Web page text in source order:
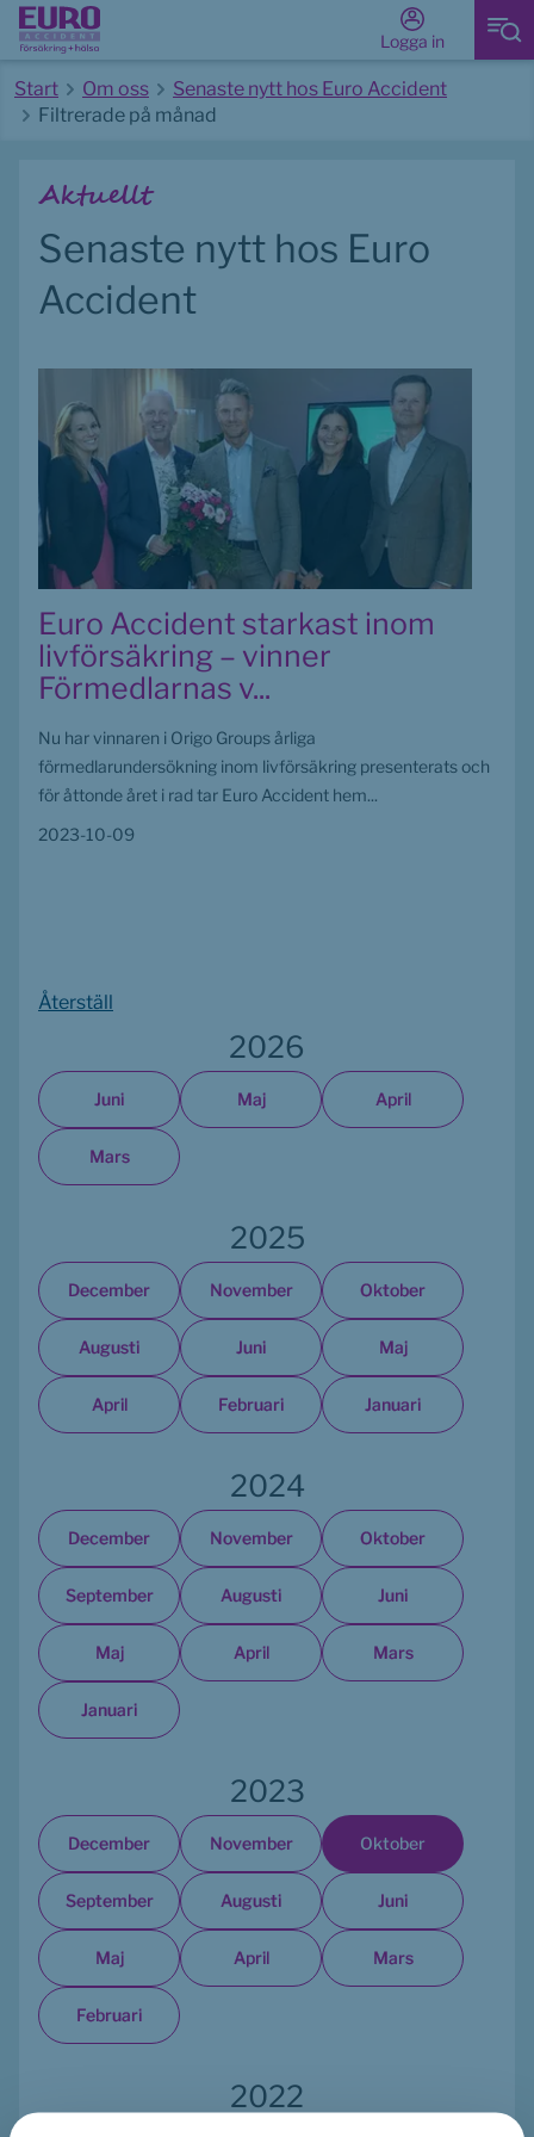
Logga in
Start Om oss
Senaste nytt hos Euro Accident
Filtrerade på månad
Aktuellt
Senaste nytt hos Euro
Accident
Euro Accident starkast inom
livförsäkring – vinner
Förmedlarnas v...
Nu har vinnaren i Origo Groups årliga
förmedlarundersökning inom livförsäkring presenterats och
för åttonde året i rad tar Euro Accident hem...
2023-10-09
Återställ
2026
Juni Maj April
Mars
2025
December November Oktober
Augusti Juni Maj
April Februari Januari
2024
December November Oktober
September Augusti Juni
Maj April Mars
Januari
2023
December November Oktober
September Augusti Juni
Maj April Mars
Februari
2022